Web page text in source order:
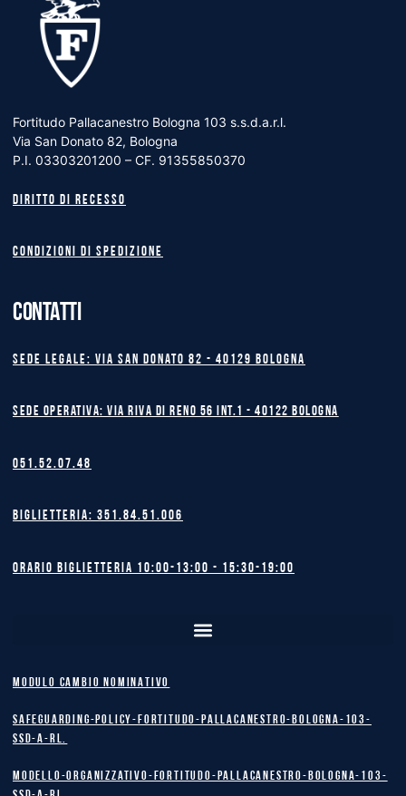
Fortitudo Pallacanestro Bologna 103 s.s.d.a.r.l.
Via San Donato 82, Bologna
P.I. 03303201200 – CF. 91355850370
Diritto di recesso
Condizioni di spedizione
CONTATTI
Sede legale: Via San Donato 82 - 40129 BOLOGNA
Sede operativa: Via Riva di Reno 56 int.1 - 40122 BOLOGNA
051.52.07.48
Biglietteria: 351.84.51.006
Orario biglietteria 10:00-13:00 - 15:30-19:00
MODULO CAMBIO NOMINATIVO
safeguarding-policy-Fortitudo-Pallacanestro-Bologna-103-
SSD-A-RL.
Modello-Organizzativo-Fortitudo-Pallacanestro-Bologna-103-